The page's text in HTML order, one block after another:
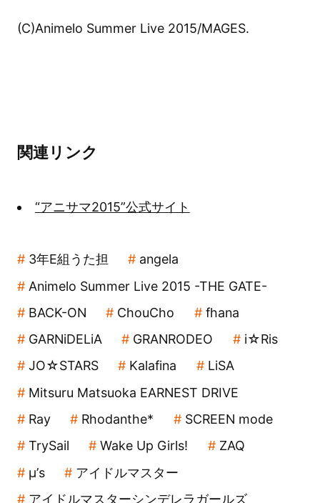
(C)Animelo Summer Live 2015/MAGES.
関連リンク
“アニサマ2015”公式サイト
3年E組うた担
angela
Animelo Summer Live 2015 -THE GATE-
BACK-ON
ChouCho
fhana
GARNiDELiA
GRANRODEO
i☆Ris
JO☆STARS
Kalafina
LiSA
Mitsuru Matsuoka EARNEST DRIVE
Ray
Rhodanthe*
SCREEN mode
TrySail
Wake Up Girls!
ZAQ
μ’s
アイドルマスター
アイドルマスターシンデレラガールズ